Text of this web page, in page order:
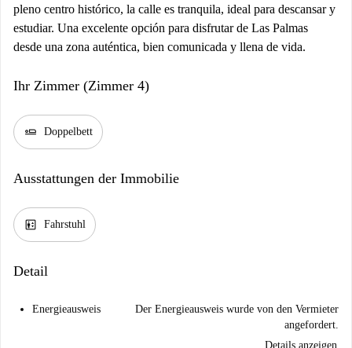
pleno centro histórico, la calle es tranquila, ideal para descansar y
estudiar. Una excelente opción para disfrutar de Las Palmas
desde una zona auténtica, bien comunicada y llena de vida.
Ihr Zimmer (Zimmer 4)
airline_seat_flat Doppelbett
Ausstattungen der Immobilie
elevator Fahrstuhl
Detail
Energieausweis
Der Energieausweis wurde von den Vermieter
angefordert.
Details anzeigen